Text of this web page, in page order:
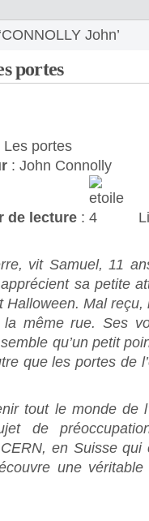
John’
portes
Les portes
: John Connolly
de lecture :
vit Samuel, 11
sa petite
Halloween. Mal
même rue. Ses
qu’un petit
que les portes de
tout le monde de
de
en Suisse
une